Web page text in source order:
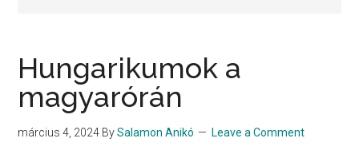
Hungarikumok a
magyarórán
március 4, 2024 BySalamon Anikó Leave a Comment